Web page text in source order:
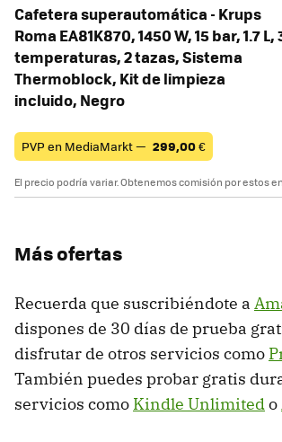
Cafetera superautomática - Krups
Roma EA81K870, 1450 W, 15 bar, 1.7 L,
temperaturas, 2 tazas, Sistema
Thermoblock, Kit de limpieza
incluido, Negro
PVP en MediaMarkt — 299,00€
El precio podría variar. Obtenemos comisión por estos
Más ofertas
Recuerda que suscribiéndote a
dispones de 30 días de prueba
disfrutar de otros servicios como
También puedes probar gratis
servicios como Kindle Unlimitedo